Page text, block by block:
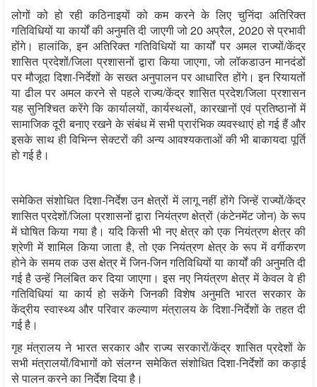
लोगों को हो रही कठिनाइयों को कम करने के लिए चुनिंदा अतिरिक्त
गतिविधियों या कार्यों की अनुमति दी जाएगी जो 20 अप्रैल, 2020 से प्रभावी
होंगे। हालांकि,इन अतिरिक्त गतिविधियों या कार्यों पर अमल राज्यों/केंद्र
शासित प्रदेशों/जिला प्रशासनों द्वारा किया जाएगा,जो लॉकडाउन मानदंडों
पर मौजूदा दिशा-निर्देशों के सख्त अनुपालन पर आधारित होंगे। इन रियायतों
या ढील पर अमल करने से पहले राज्य/केंद्र शासित प्रदेश/जिला प्रशासन
यह सुनिश्चित करेंगे कि कार्यालयों,कार्यस्थलों,कारखानों एवं प्रतिष्ठानों में
सामाजिक दूरी बनाए रखने के संबंध में सभी प्रारंभिक व्यवस्थाएं हो गई हैं और
इसके साथ ही विभिन्‍न सेक्‍टरों की अन्य आवश्यकताओं की भी बाकायदा पूर्ति
हो गई है।
समेकित संशोधित दिशा-निर्देश उन क्षेत्रों में लागू नहीं होंगे जिन्‍हें राज्यों/केंद्र
शासित प्रदेशों/जिला प्रशासनों द्वारा नियंत्रण क्षेत्रों (कंटेनमेंट जोन) के रूप
में घोषित किया गया है। यदि किसी भी नए क्षेत्र को एक नियंत्रण क्षेत्र की
श्रेणी में शामिल किया जाता है,तो एक नियंत्रण क्षेत्र के रूप में वर्गीकरण
होने के समय तक उस क्षेत्र में जिन-जिन गतिविधियों या कार्यों की अनुमति दी
गई है उन्‍हें निलंबित कर दिया जाएगा। इस नए नियंत्रण क्षेत्र में केवल वे ही
गतिविधियां या कार्य हो सकेंगे जिनकी विशेष अनुमति भारत सरकार के
केंद्रीय स्वास्थ्य और परिवार कल्याण मंत्रालय के दिशा-निर्देशों के तहत दी
गई है।
गृह मंत्रालय ने भारत सरकार और राज्य सरकारों/केंद्र शासित प्रदेशों के
सभी मंत्रालयों/विभागों को संलग्न समेकित संशोधित दिशा-निर्देशों का कड़ाई
से पालन करने का निर्देश दिया है।